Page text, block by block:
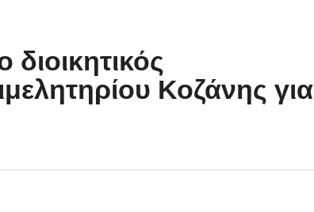
Κοζάνης για